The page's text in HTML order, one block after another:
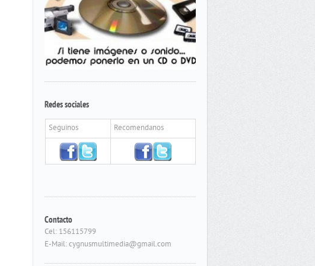
Redes sociales
Seguinos Recomendanos
Contacto
Cel: 156115799
E-Mail: cygnusmultimedia@gmail.com